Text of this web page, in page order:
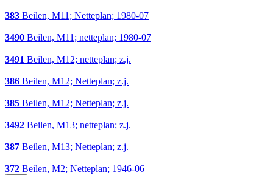
383 Beilen, M11; Netteplan; 1980-07
3490 Beilen, M11; netteplan; 1980-07
3491 Beilen, M12; netteplan; z.j.
386 Beilen, M12; Netteplan; z.j.
385 Beilen, M12; Netteplan; z.j.
3492 Beilen, M13; netteplan; z.j.
387 Beilen, M13; Netteplan; z.j.
372 Beilen, M2; Netteplan; 1946-06